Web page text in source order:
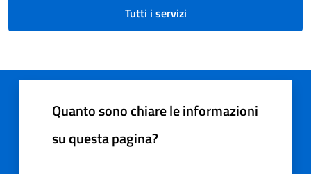
Tutti i servizi
Quanto sono chiare le informazioni
su questa pagina?